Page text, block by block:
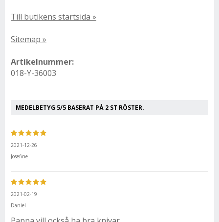
Till butikens startsida »
Sitemap »
Artikelnummer:
018-Y-36003
MEDELBETYG 5/5 BASERAT PÅ 2 ST RÖSTER.
2021-12-26
Josefine
2021-02-19
Daniel